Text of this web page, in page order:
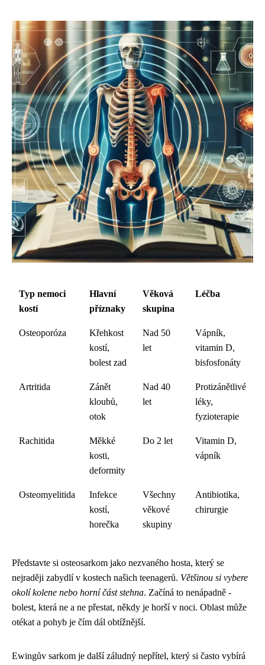
Typ nemoci
kostí
Hlavní
příznaky
Věková
skupina
Léčba
Osteoporóza
Křehkost
kostí,
bolest zad
Nad 50
let
Vápník,
vitamin D,
bisfosfonáty
Artritida
Zánět
kloubů,
otok
Nad 40
let
Protizánětlivé
léky,
fyzioterapie
Rachitida
Měkké
kosti,
deformity
Do 2 let
Vitamin D,
vápník
Osteomyelitida
Infekce
kostí,
horečka
Všechny
věkové
skupiny
Antibiotika,
chirurgie
Představte si osteosarkom jako nezvaného hosta, který se
nejraději zabydlí v kostech našich teenagerů. Většinou si vybere
okolí kolene nebo horní část stehna. Začíná to nenápadně -
bolest, která ne a ne přestat, někdy je horší v noci. Oblast může
otékat a pohyb je čím dál obtížnější.
Ewingův sarkom je další záludný nepřítel, který si často vybírá